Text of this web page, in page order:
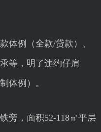
例（全款/贷款）、
等，明了违约仔肩
体例）。
，面积52-118㎡平层